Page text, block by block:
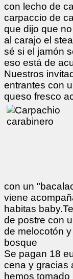
con lecho de
carpaccio de
que dijo que
al carajo el
sé si el jamón
eso está de
Nuestros
entrantes con
queso fresco
con un
viene
habitas
de postre con
de melocotón
bosque
Se pagan 18
cena y gracias
hemos